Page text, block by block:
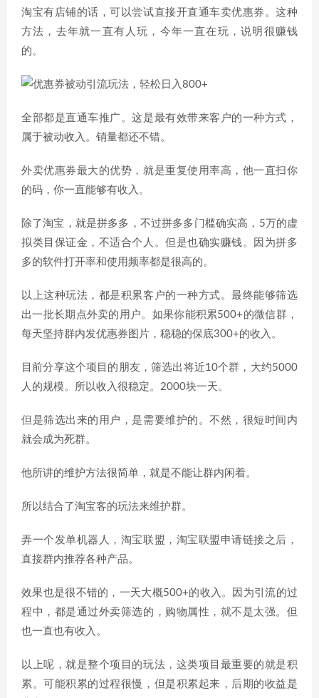
淘宝有店铺的话，可以尝试直接开直通车卖优惠券。这种
方法，去年就一直有人玩，今年一直在玩，说明很赚钱
的。
全部都是直通车推广。这是最有效带来客户的一种方式，
属于被动收入。销量都还不错。
外卖优惠券最大的优势，就是重复使用率高，他一直扫你
的码，你一直能够有收入。
除了淘宝，就是拼多多，不过拼多多门槛确实高，5万的虚
拟类目保证金，不适合个人。但是也确实赚钱。因为拼多
多的软件打开率和使用频率都是很高的。
以上这种玩法，都是积累客户的一种方式。最终能够筛选
出一批长期点外卖的用户。如果你能积累500+的微信群，
每天坚持群内发优惠券图片，稳稳的保底300+的收入。
目前分享这个项目的朋友，筛选出将近10个群，大约5000
人的规模。所以收入很稳定。2000块一天。
但是筛选出来的用户，是需要维护的。不然，很短时间内
就会成为死群。
他所讲的维护方法很简单，就是不能让群内闲着。
所以结合了淘宝客的玩法来维护群。
弄一个发单机器人，淘宝联盟，淘宝联盟申请链接之后，
直接群内推荐各种产品。
效果也是很不错的，一天大概500+的收入。因为引流的过
程中，都是通过外卖筛选的，购物属性，就不是太强。但
也一直也有收入。
以上呢，就是整个项目的玩法，这类项目最重要的就是积
累。可能积累的过程很慢，但是积累起来，后期的收益是